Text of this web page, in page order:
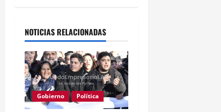
NOTICIAS RELACIONADAS
Gobierno Política